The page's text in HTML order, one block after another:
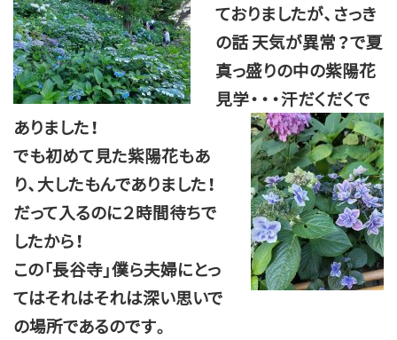
ておりましたが、さっき
の話 天気が異常？で夏
真っ盛りの中の紫陽花
見学・・・汗だくだくで
ありました！
でも初めて見た紫陽花もあ
り、大したもんでありました！
だって入るのに２時間待ちで
したから！
この「長谷寺」僕ら夫婦にとっ
てはそれはそれは深い思いで
の場所であるのです。